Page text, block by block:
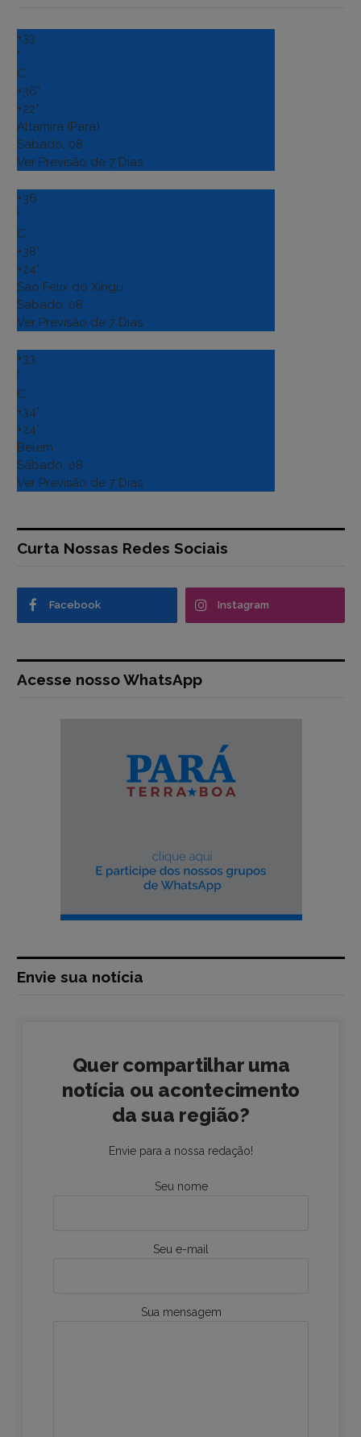
+33
°
C
+36°
+22°
Altamira (Para)
Sábado, 08
Ver Previsão de 7 Dias
+36
°
C
+38°
+24°
Sao Felix do Xingu
Sábado, 08
Ver Previsão de 7 Dias
+33
°
C
+34°
+24°
Belém
Sábado, 08
Ver Previsão de 7 Dias
Curta Nossas Redes Sociais
Facebook Instagram
Acesse nosso WhatsApp
Envie sua notícia
Quer compartilhar uma
notícia ou acontecimento
da sua região?
Envie para a nossa redação!
Seu nome
Seu e-mail
Sua mensagem